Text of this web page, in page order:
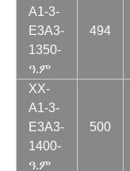
A1-3-
E3A3-
1350-
ዓ.ም
494
XX-
A1-3-
E3A3-
1400-
ዓ.ም
500